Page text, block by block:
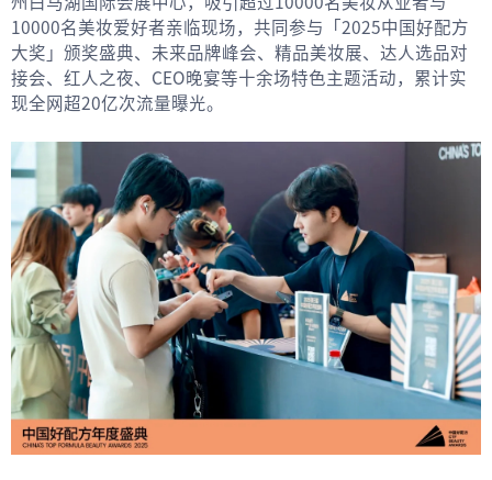
10000名美妆爱好者亲临现场，共同参与「2025中国好配方
大奖」颁奖盛典、未来品牌峰会、精品美妆展、达人选品对
接会、红人之夜、CEO晚宴等十余场特色主题活动，累计实
现全网超20亿次流量曝光。